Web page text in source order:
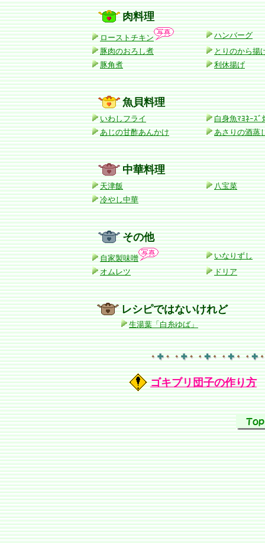
肉料理
ローストチキン
ハンバーグ
豚肉のおろし煮
とりのから揚
豚角煮
利休揚げ
魚貝料理
いわしフライ
白身魚ﾏﾖﾈｰｽﾞ
あじの甘酢あんかけ
あさりの酒蒸
中華料理
天津飯
八宝菜
冷やし中華
その他
自家製味噌
いなりずし
オムレツ
ドリア
レシピではないけれど
生湯葉「白糸ゆば」
ゴキブリ団子の作り方